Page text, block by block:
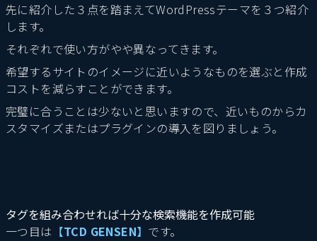
先に紹介した３点を踏まえてWordPressテーマを３つ紹介
します。
それぞれで使い方がやや異なってきます。
希望するサイトのイメージに近いようなものを選ぶと作成
コストを減らすことができます。
完璧に合うことは少ないと思いますので、近いものからカ
スタマイズまたはプラグインの導入を図りましょう。
タグを組み合わせれば十分な検索機能を作成可能
一つ目は 【TCD GENSEN】 です。